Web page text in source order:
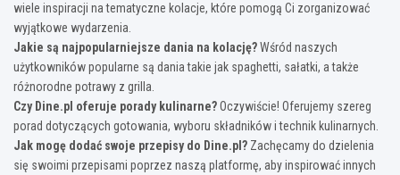
wiele inspiracji na tematyczne kolacje, które pomogą Ci zorganizować
wyjątkowe wydarzenia.
Jakie są najpopularniejsze dania na kolację?Wśród naszych
użytkowników popularne są dania takie jak spaghetti, sałatki, a także
różnorodne potrawy z grilla.
Czy Dine.pl oferuje porady kulinarne?Oczywiście! Oferujemy szereg
porad dotyczących gotowania, wyboru składników i technik kulinarnych.
Jak mogę dodać swoje przepisy do Dine.pl? Zachęcamy do dzielenia
się swoimi przepisami poprzez naszą platformę, aby inspirować innych